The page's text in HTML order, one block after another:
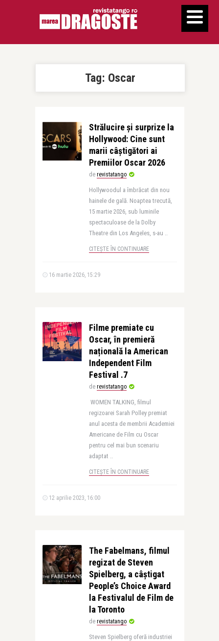
Tag: Oscar
Strălucire și surprize la
Hollywood: Cine sunt
marii câștigători ai
Premiilor Oscar 2026
de revistatango
Hollywoodul a îmbrăcat din nou
hainele de gală. Noaptea trecută,
15 martie 2026, sub luminile
spectaculoase de la Dolby
Theatre din Los Angeles, s-au ..
CITEȘTE ÎN CONTINUARE
16 martie 2026, 15:29
Filme premiate cu
Oscar, în premieră
națională la American
Independent Film
Festival .7
de revistatango
WOMEN TALKING, filmul
regizoarei Sarah Polley premiat
anul acesta de membrii Academiei
Americane de Film cu Oscar
pentru cel mai bun scenariu
adaptat ..
CITEȘTE ÎN CONTINUARE
12 aprilie 2023, 16:00
The Fabelmans, filmul
regizat de Steven
Spielberg, a câștigat
People’s Choice Award
la Festivalul de Film de
la Toronto
de revistatango
Steven Spielberg oferă industriei